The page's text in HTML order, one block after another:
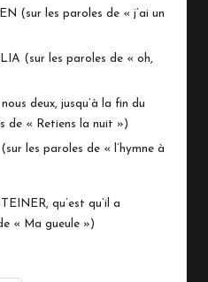
(sur les paroles de « j’ai un
(sur les paroles de « oh,
deux, jusqu’à la fin du
de « Retiens la nuit »)
les paroles de « l’hymne à
qu’est qu’il a
« Ma gueule »)